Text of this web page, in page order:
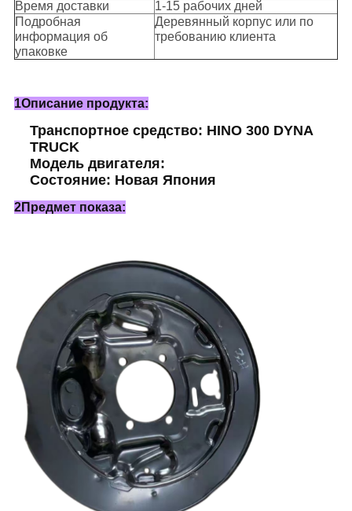
Время доставки
1-15 рабочих дней
Подробная
информация об
упаковке
Деревянный корпус или по
требованию клиента
1Описание продукта:
Транспортное средство: HINO 300 DYNA
TRUCK
Модель двигателя:
Состояние: Новая Япония
2Предмет показа: